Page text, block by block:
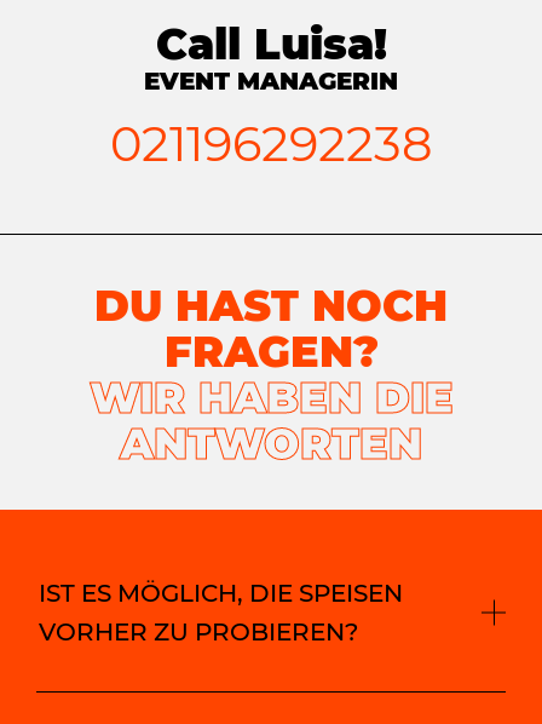
Call Luisa!
EVENT MANAGERIN
021196292238
DU HAST NOCH
FRAGEN?
WIR HABEN DIE
ANTWORTEN
IST ES MÖGLICH, DIE SPEISEN
VORHER ZU PROBIEREN?